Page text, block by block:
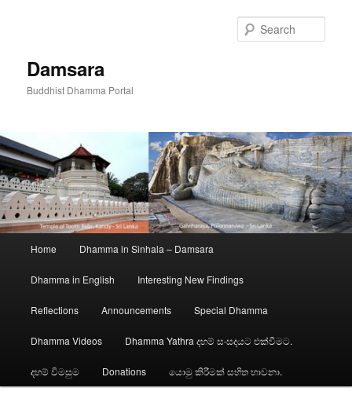
Damsara
Buddhist Dhamma Portal
Home Dhamma in Sinhala – Damsara
Dhamma in English Interesting New Findings
Reflections Announcements Special Dhamma
Dhamma Videos Dhamma Yathra දහම් සංසදයට එක්වීමට.
දහම් විමසුම Donations යොමු කිරීමක් සහිත භාවනා.